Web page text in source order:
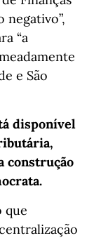
“a
e São
disponível
construção
que